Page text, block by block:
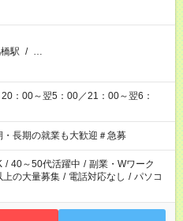
駅 / …
：00～翌5：00／21：00～翌6：
長期の就業も大歓迎＃急募
/ 40～50代活躍中 / 副業・Wワーク
上の大量募集 / 電話対応なし / パソコ